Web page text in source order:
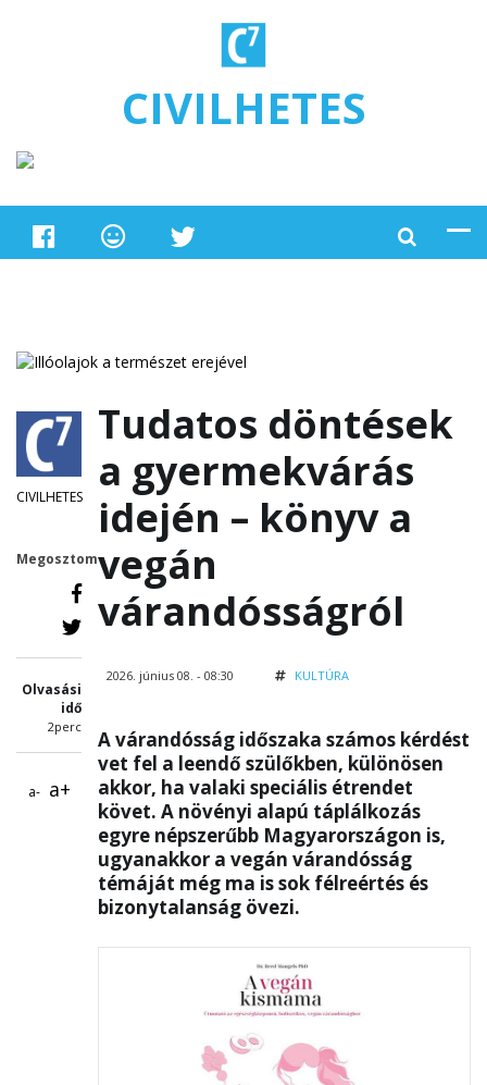
CIVILHETES
CIVILHETES
Megosztom
Olvasási
idő
2perc
a- a+
Tudatos döntések
a gyermekvárás
idején – könyv a
vegán
várandósságról
2026. június 08. - 08:30 KULTÚRA
A várandósság időszaka számos kérdést
vet fel a leendő szülőkben, különösen
akkor, ha valaki speciális étrendet
követ. A növényi alapú táplálkozás
egyre népszerűbb Magyarországon is,
ugyanakkor a vegán várandósság
témáját még ma is sok félreértés és
bizonytalanság övezi.